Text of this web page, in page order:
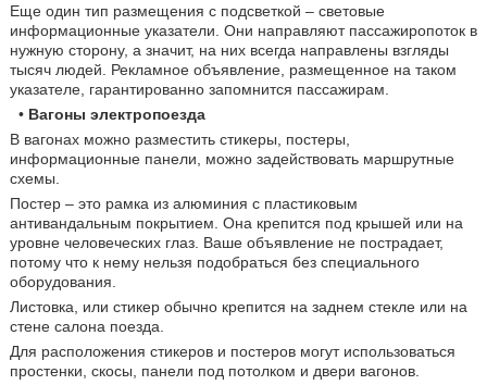
Еще один тип размещения с подсветкой – световые
информационные указатели. Они направляют пассажиропоток в
нужную сторону, а значит, на них всегда направлены взгляды
тысяч людей. Рекламное объявление, размещенное на таком
указателе, гарантированно запомнится пассажирам.
• Вагоны электропоезда
В вагонах можно разместить стикеры, постеры,
информационные панели, можно задействовать маршрутные
схемы.
Постер – это рамка из алюминия с пластиковым
антивандальным покрытием. Она крепится под крышей или на
уровне человеческих глаз. Ваше объявление не пострадает,
потому что к нему нельзя подобраться без специального
оборудования.
Листовка, или стикер обычно крепится на заднем стекле или на
стене салона поезда.
Для расположения стикеров и постеров могут использоваться
простенки, скосы, панели под потолком и двери вагонов.